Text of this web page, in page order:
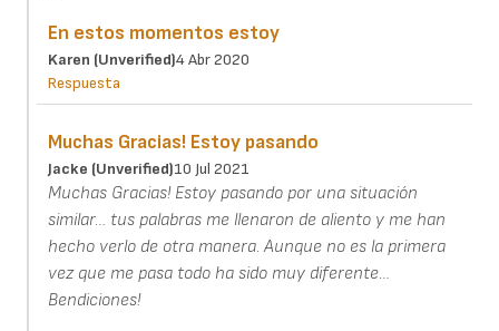
En estos momentos estoy
Karen (unverified)4 Abr 2020
Respuesta
Muchas Gracias! Estoy pasando
Jacke (unverified)10 Jul 2021
Muchas Gracias! Estoy pasando por una situación
similar… tus palabras me llenaron de aliento y me han
hecho verlo de otra manera. Aunque no es la primera
vez que me pasa todo ha sido muy diferente…
Bendiciones!